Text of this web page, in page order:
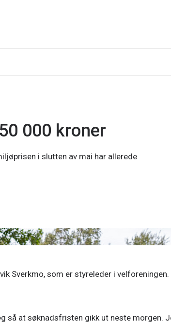
000 kroner
i slutten av mai har allerede
Sverkmo, som er styreleder i velforeningen.
så at søknadsfristen gikk ut neste morgen.